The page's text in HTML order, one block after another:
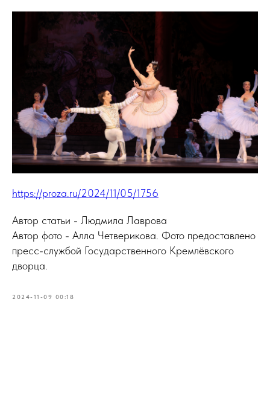
https://proza.ru/2024/11/05/1756
Автор статьи - Людмила Лаврова
Автор фото - Алла Четверикова. Фото предоставлено
пресс-службой Государственного Кремлёвского
дворца.
2024-11-09 00:18